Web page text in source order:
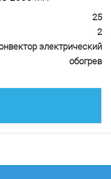
25
2
электрический
обогрев